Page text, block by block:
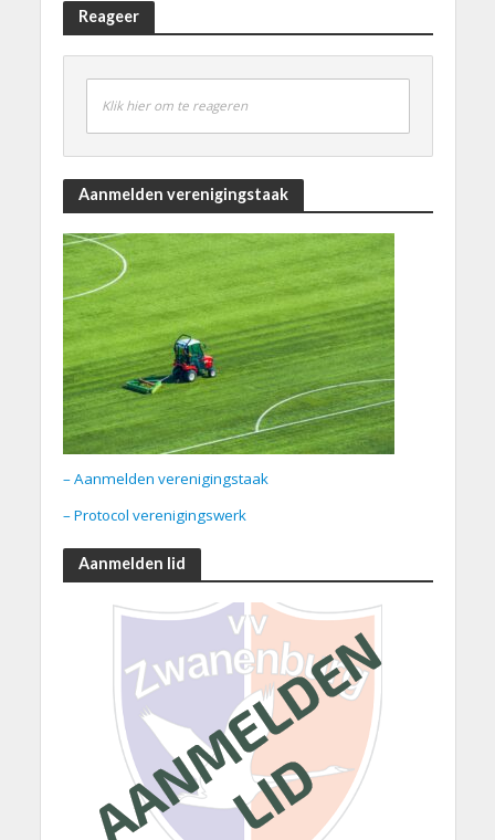
Reageer
Klik hier om te reageren
Aanmelden verenigingstaak
– Aanmelden verenigingstaak
– Protocol verenigingswerk
Aanmelden lid